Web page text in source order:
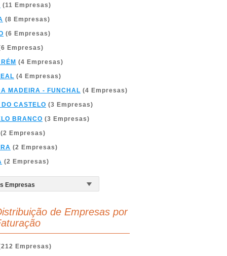
(11 Empresas)
(8 Empresas)
(6 Empresas)
Empresas)
(4 Empresas)
(4 Empresas)
MADEIRA - FUNCHAL (4 Empresas)
CASTELO (3 Empresas)
BRANCO (3 Empresas)
Empresas)
(2 Empresas)
(2 Empresas)
de Empresas por
Empresas)